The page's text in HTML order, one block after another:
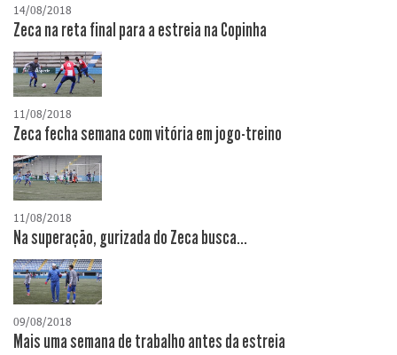
14/08/2018
Zeca na reta final para a estreia na Copinha
11/08/2018
Zeca fecha semana com vitória em jogo-treino
11/08/2018
Na superação, gurizada do Zeca busca...
09/08/2018
Mais uma semana de trabalho antes da estreia